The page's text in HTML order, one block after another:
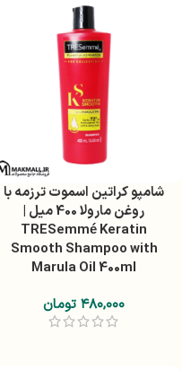
شامپو کراتین اسموت ترزمه با
روغن مارولا 400 میل |
TRESemmé Keratin
Smooth Shampoo with
Marula Oil 400ml
۴۸۰,۰۰۰ تومان